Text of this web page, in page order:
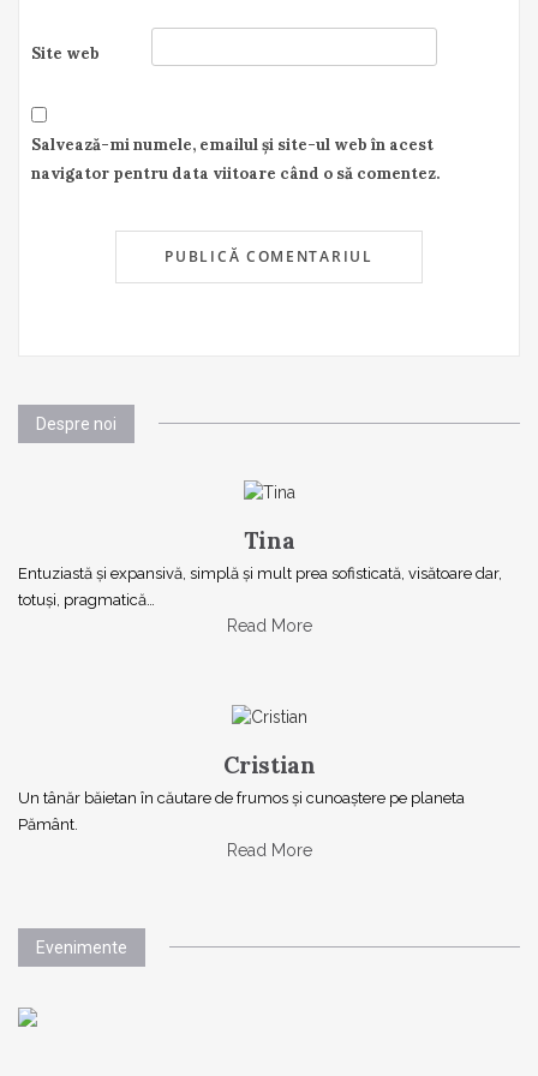
Site web
Salvează-mi numele, emailul și site-ul web în acest
navigator pentru data viitoare când o să comentez.
Despre noi
Tina
Entuziastă şi expansivă, simplă şi mult prea sofisticată, visătoare dar,
totuşi, pragmatică…
Read More
Cristian
Un tânăr băietan în căutare de frumos și cunoaștere pe planeta
Pământ.
Read More
Evenimente